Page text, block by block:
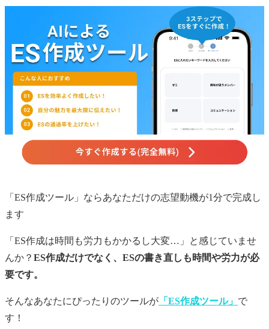
「ES作成ツール」ならあなただけの志望動機が1分で完成し
ます
「ES作成は時間も労力もかかるし大変…」と感じていませ
んか？ ES作成だけでなく、ESの書き直しも時間や労力が必
要です。
そんなあなたにぴったりのツールが 「ES作成ツール」 で
す！